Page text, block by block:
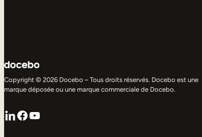
Copyright © 2026 Docebo – Tous droits réservés. Docebo est une
marque déposée ou une marque commerciale de Docebo.
LinkedIn
Facebook
YouTube